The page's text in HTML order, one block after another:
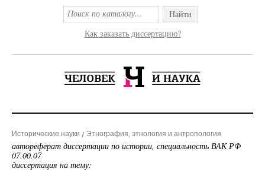
Найти
Как заказать диссертацию?
Исторические науки Этнография, этнология и антропология
автореферат диссертации по истории, специальность ВАК РФ
07.00.07
диссертация на тему: